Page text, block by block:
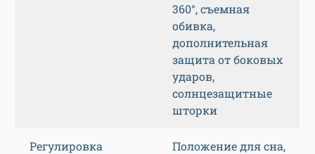
360°, съемная
обивка,
дополнительная
защита от боковых
ударов,
солнцезащитные
шторки
Регулировка
Положение для сна,